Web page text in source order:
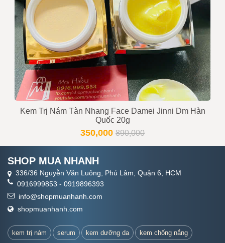
Kem Trị Nám Tàn Nhang Face Damei Jinni Dm Hàn
Quốc 20g
350,000 890,000
SHOP MUA NHANH
336/36 Nguyễn Văn Luông, Phú Lâm, Quận 6, HCM
0916999853 - 0919896393
info@shopmuanhanh.com
shopmuanhanh.com
kem trị nám serum kem dưỡng da kem chống nắng